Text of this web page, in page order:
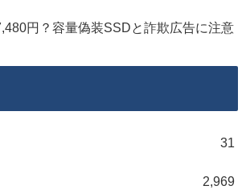
円？容量偽装SSDと詐欺広告に注意
31
2,969